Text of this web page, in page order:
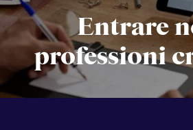
Entrare
professioni